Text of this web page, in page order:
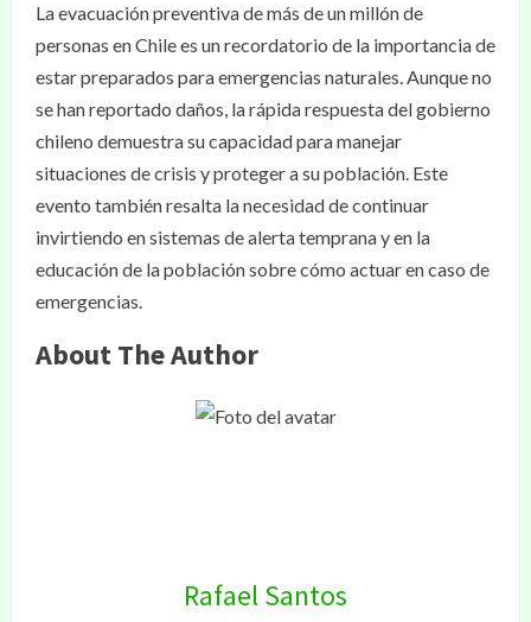
La evacuación preventiva de más de un millón de
personas en Chile es un recordatorio de la importancia de
estar preparados para emergencias naturales. Aunque no
se han reportado daños, la rápida respuesta del gobierno
chileno demuestra su capacidad para manejar
situaciones de crisis y proteger a su población. Este
evento también resalta la necesidad de continuar
invirtiendo en sistemas de alerta temprana y en la
educación de la población sobre cómo actuar en caso de
emergencias.
About The Author
Rafael Santos